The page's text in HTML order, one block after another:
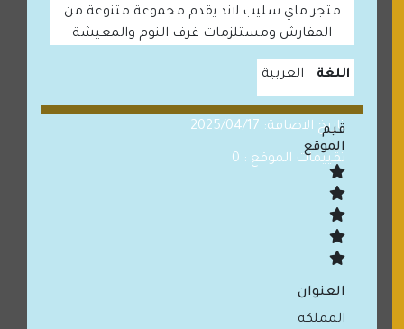
متجر ماي سليب لاند يقدم مجموعة متنوعة من
المفارش ومستلزمات غرف النوم والمعيشة
اللغة العربية
تاريخ الاضافة: 2025/04/17
تقييمات الموقع : 0
قيم
الموقع
العنوان
المملكه